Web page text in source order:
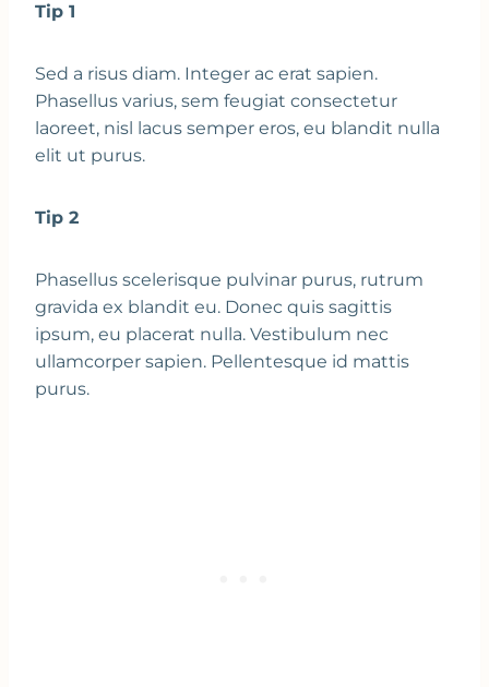
Tip 1
Sed a risus diam. Integer ac erat sapien.
Phasellus varius, sem feugiat consectetur
laoreet, nisl lacus semper eros, eu blandit nulla
elit ut purus.
Tip 2
Phasellus scelerisque pulvinar purus, rutrum
gravida ex blandit eu. Donec quis sagittis
ipsum, eu placerat nulla. Vestibulum nec
ullamcorper sapien. Pellentesque id mattis
purus.